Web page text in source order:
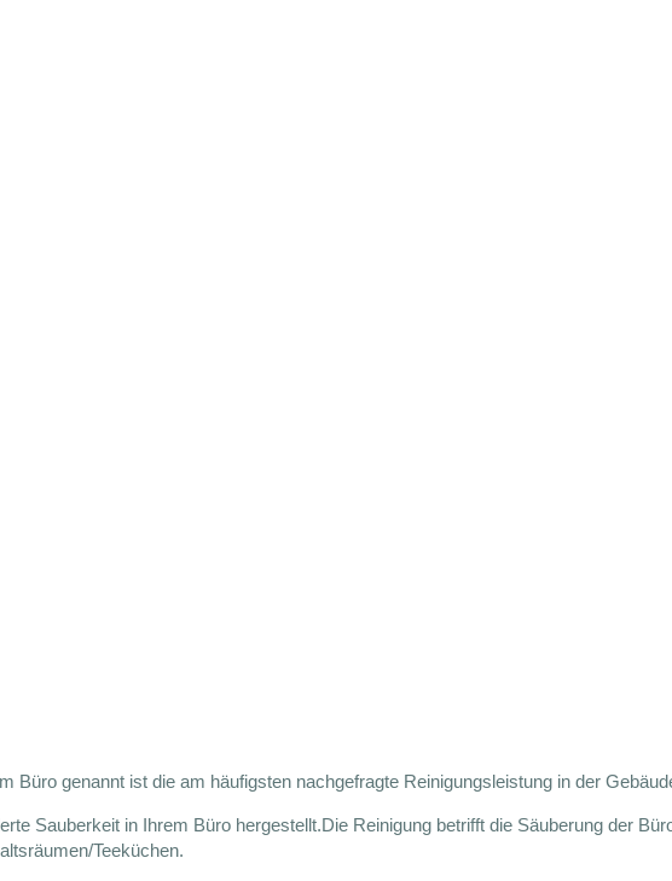
Büro genannt ist die am häufigsten nachgefragte Reinigungsleistung in der
Sauberkeit in Ihrem Büro hergestellt.Die Reinigung betrifft die Säuberung der
Teeküchen.